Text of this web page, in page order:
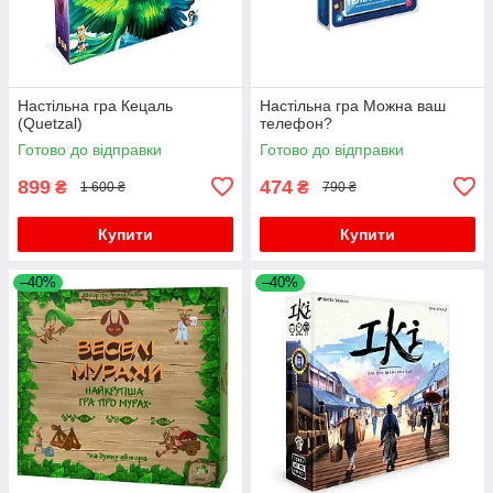
Настільна гра Кецаль
(Quetzal)
Готово до відправки
899 ₴ 1 600 ₴
Купити
Настільна гра Можна ваш
телефон?
Готово до відправки
474 ₴ 790 ₴
Купити
–40% –40%